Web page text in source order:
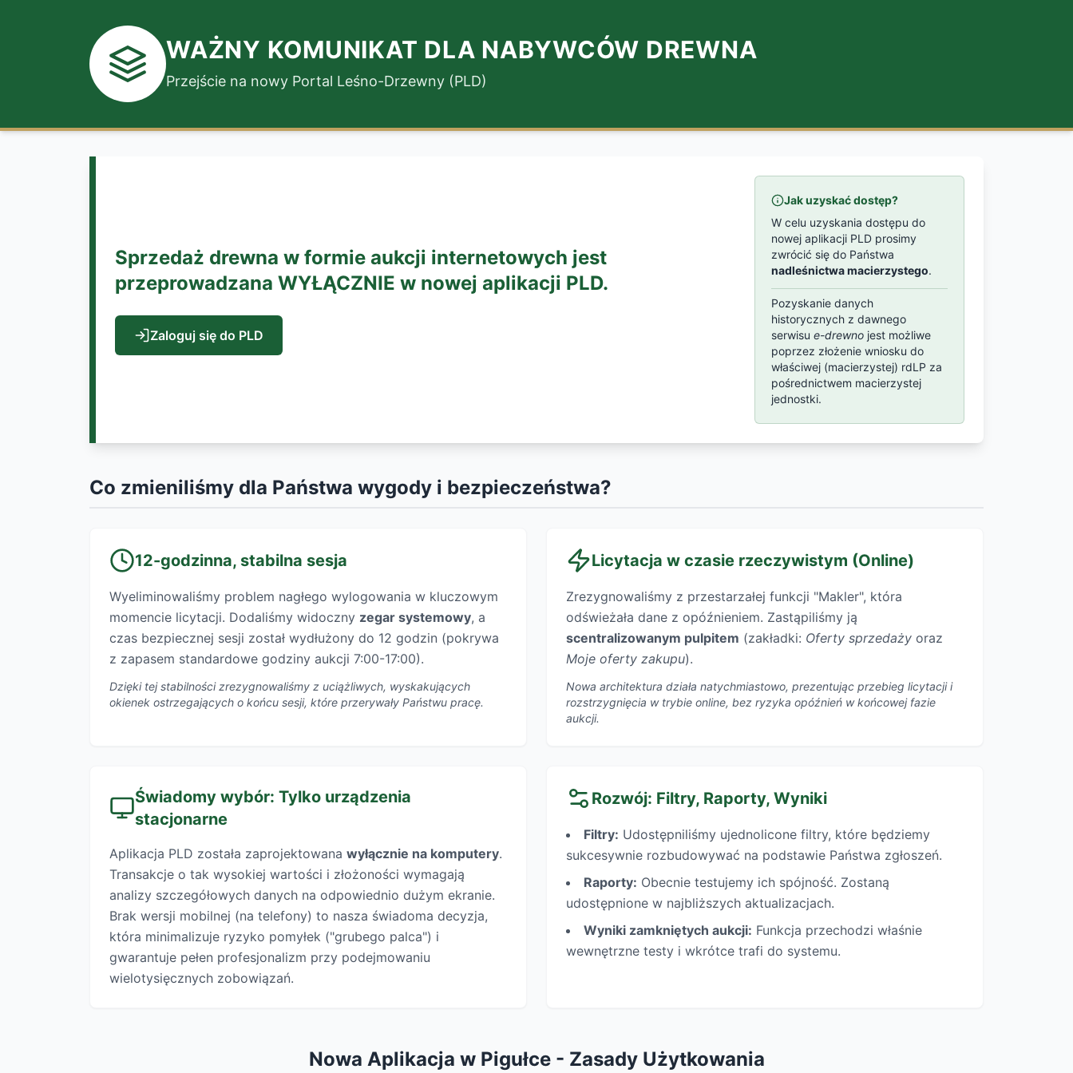
WAŻNY KOMUNIKAT DLA NABYWCÓW DREWNA
Przejście na nowy Portal Leśno-Drzewny (PLD)
Sprzedaż drewna w formie aukcji internetowych jest
przeprowadzana WYŁĄCZNIE w nowej aplikacji PLD.
Zaloguj się do PLD
Jak uzyskać dostęp?
W celu uzyskania dostępu do
nowej aplikacji PLD prosimy
zwrócić się do Państwa
nadleśnictwa macierzystego.
Pozyskanie danych
historycznych z dawnego
serwisue-drewno jest możliwe
poprzez złożenie wniosku do
właściwej (macierzystej) rdLP za
pośrednictwem macierzystej
jednostki.
Co zmieniliśmy dla Państwa wygody i bezpieczeństwa?
12-godzinna, stabilna sesja
Wyeliminowaliśmy problem nagłego wylogowania w kluczowym
momencie licytacji. Dodaliśmy widoczny zegar systemowy, a
czas bezpiecznej sesji został wydłużony do 12 godzin (pokrywa
z zapasem standardowe godziny aukcji 7:00-17:00).
Dzięki tej stabilności zrezygnowaliśmy z uciążliwych, wyskakujących
okienek ostrzegających o końcu sesji, które przerywały Państwu pracę.
Licytacja w czasie rzeczywistym (Online)
Zrezygnowaliśmy z przestarzałej funkcji "Makler", która
odświeżała dane z opóźnieniem. Zastąpiliśmy ją
scentralizowanym pulpitem (zakładki: Oferty sprzedaży oraz
Moje oferty zakupu).
Nowa architektura działa natychmiastowo, prezentując przebieg licytacji i
rozstrzygnięcia w trybie online, bez ryzyka opóźnień w końcowej fazie
aukcji.
Świadomy wybór: Tylko urządzenia
stacjonarne
Aplikacja PLD została zaprojektowana wyłącznie na komputery.
Transakcje o tak wysokiej wartości i złożoności wymagają
analizy szczegółowych danych na odpowiednio dużym ekranie.
Brak wersji mobilnej (na telefony) to nasza świadoma decyzja,
która minimalizuje ryzyko pomyłek ("grubego palca") i
gwarantuje pełen profesjonalizm przy podejmowaniu
wielotysięcznych zobowiązań.
Rozwój: Filtry, Raporty, Wyniki
Filtry: Udostępniliśmy ujednolicone filtry, które będziemy
sukcesywnie rozbudowywać na podstawie Państwa zgłoszeń.
Raporty: Obecnie testujemy ich spójność. Zostaną
udostępnione w najbliższych aktualizacjach.
Wyniki zamkniętych aukcji: Funkcja przechodzi właśnie
wewnętrzne testy i wkrótce trafi do systemu.
Nowa Aplikacja w Pigułce - Zasady Użytkowania